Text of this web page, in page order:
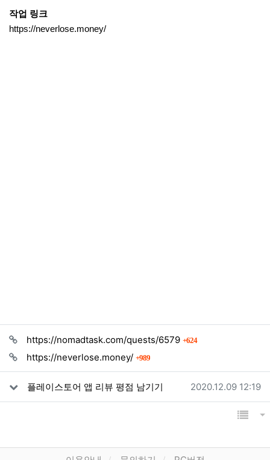
작업 링크
https://neverlose.money/
관련자료
https://nomadtask.com/quests/6579 624회 연결
https://neverlose.money/
989회 연결
플레이스토어 앱 리뷰 평점 남기기 작성일
2020.12.09 12:19
목록